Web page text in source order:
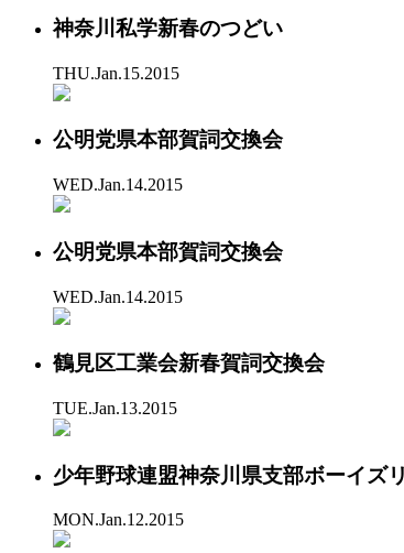
神奈川私学新春のつどい
THU.Jan.15.2015
公明党県本部賀詞交換会
WED.Jan.14.2015
公明党県本部賀詞交換会
WED.Jan.14.2015
鶴見区工業会新春賀詞交換会
TUE.Jan.13.2015
少年野球連盟神奈川県支部ボーイズ
MON.Jan.12.2015